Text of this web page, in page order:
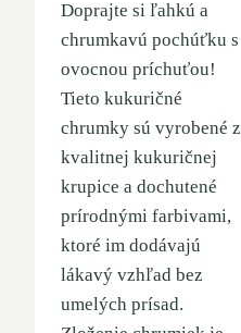
Doprajte si ľahkú a
chrumkavú pochúťku s
ovocnou príchuťou!
Tieto kukuričné
chrumky sú vyrobené z
kvalitnej kukuričnej
krupice a dochutené
prírodnými farbivami,
ktoré im dodávajú
lákavý vzhľad bez
umelých prísad.